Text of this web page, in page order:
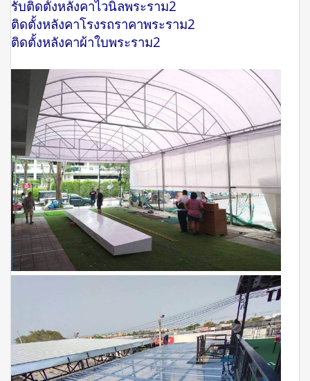
รับติดตั้งหลังคาไวนิลพระราม2
ติดตั้งหลังคาโรงรถราคาพระราม2
ติดตั้งหลังคาผ้าใบพระราม2